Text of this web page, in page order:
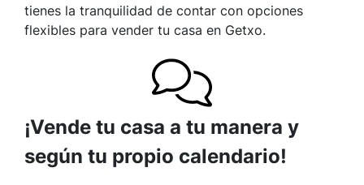
tienes la tranquilidad de contar con opciones
flexibles para vender tu casa en Getxo.
¡Vende tu casa a tu manera y
según tu propio calendario!